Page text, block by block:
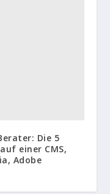
Die 5
einer CMS,
Adobe